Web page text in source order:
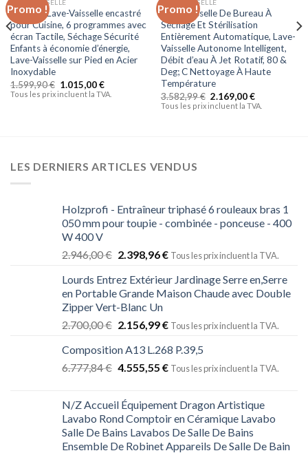
Promo !
à la liste
d’envies
LAVE-VAISSELLE
WYZXR Lave-Vaisselle encastré
pour Cuisine, 6 programmes avec
écran Tactile, Séchage Sécurité
Enfants à économie d’énergie,
Lave-Vaisselle sur Pied en Acier
Inoxydable
1.599,90€ 1.015,00€
Tous les prix incluent la TVA.
Promo !
Ajouter
à la liste
LAVE-VAISSELLE
Lave-Vaisselle De Bureau À
Séchage Et Stérilisation
Entièrement Automatique, Lave-
Vaisselle Autonome Intelligent,
Débit d’eau À Jet Rotatif, 80 &
Deg; C Nettoyage À Haute
Température
3.582,99€ 2.169,00€
Tous les prix incluent la TVA.
LES DERNIERS ARTICLES VENDUS
Holzprofi - Entraîneur triphasé 6 rouleaux bras 1
050 mm pour toupie - combinée - ponceuse - 400
W 400 V
2.946,00€ 2.398,96€ Tous les prix incluent la TVA.
Lourds Entrez Extérieur Jardinage Serre en,Serre
en Portable Grande Maison Chaude avec Double
Zipper Vert-Blanc Un
2.700,00€ 2.156,99€ Tous les prix incluent la TVA.
Composition A13 L.268 P.39,5
6.777,84€ 4.555,55 € Tous les prix incluent la TVA.
N/Z Accueil Équipement Dragon Artistique
Lavabo Rond Comptoir en Céramique Lavabo
Salle De Bains Lavabos De Salle De Bains
Ensemble De Robinet Appareils De Salle De Bain